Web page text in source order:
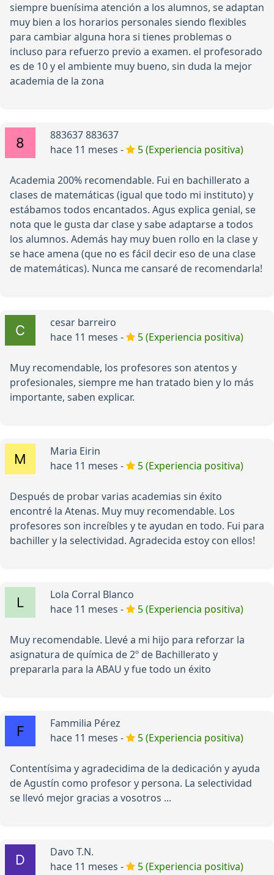
siempre buenísima atención a los alumnos, se adaptan
muy bien a los horarios personales siendo flexibles
para cambiar alguna hora si tienes problemas o
incluso para refuerzo previo a examen. el profesorado
es de 10 y el ambiente muy bueno, sin duda la mejor
academia de la zona
883637 883637
hace 11 meses -
5 (Experiencia positiva)
Academia 200% recomendable. Fui en bachillerato a
clases de matemáticas (igual que todo mi instituto) y
estábamos todos encantados. Agus explica genial, se
nota que le gusta dar clase y sabe adaptarse a todos
los alumnos. Además hay muy buen rollo en la clase y
se hace amena (que no es fácil decir eso de una clase
de matemáticas). Nunca me cansaré de recomendarla!
cesar barreiro
hace 11 meses -
5 (Experiencia positiva)
Muy recomendable, los profesores son atentos y
profesionales, siempre me han tratado bien y lo más
importante, saben explicar.
Maria Eirin
hace 11 meses -
5 (Experiencia positiva)
Después de probar varias academias sin éxito
encontré la Atenas. Muy muy recomendable. Los
profesores son increíbles y te ayudan en todo. Fui para
bachiller y la selectividad. Agradecida estoy con ellos!
Lola Corral Blanco
hace 11 meses -
5 (Experiencia positiva)
Muy recomendable. Llevé a mi hijo para reforzar la
asignatura de química de 2º de Bachillerato y
prepararla para la ABAU y fue todo un éxito
Fammilia Pérez
hace 11 meses -
5 (Experiencia positiva)
Contentísima y agradecidima de la dedicación y ayuda
de Agustín como profesor y persona. La selectividad
se llevó mejor gracias a vosotros ...
Davo T.N.
hace 11 meses -
5 (Experiencia positiva)